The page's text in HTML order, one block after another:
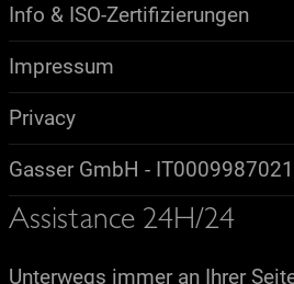
Info & ISO-Zertifizierungen
Impressum
Privacy
Gasser GmbH -
Assistance 24H/24
Unterwegs immer an Ihrer